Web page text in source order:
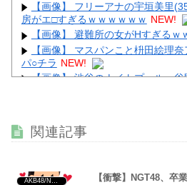
【画像】 フリーアナの宇垣美里
房がエ□すぎるｗｗｗｗｗｗ NEW!
【画像】 避難所の女がHすぎるｗ
【画像】 マスパンこと枡田絵理
パ○チラ NEW!
【画像】 渋谷のナイトプール、
【動画】 三上悠亜さん、乳首ポ
関連記事
【衝撃】NGT48、卒